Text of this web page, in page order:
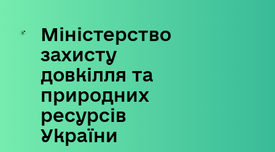
Skip
content
Міністерство
захисту
довкілля та
природних
ресурсів
України